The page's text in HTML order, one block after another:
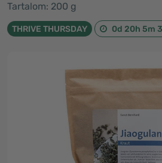
Tartalom: 200 g
THRIVE THURSDAY 0d 20h 5m